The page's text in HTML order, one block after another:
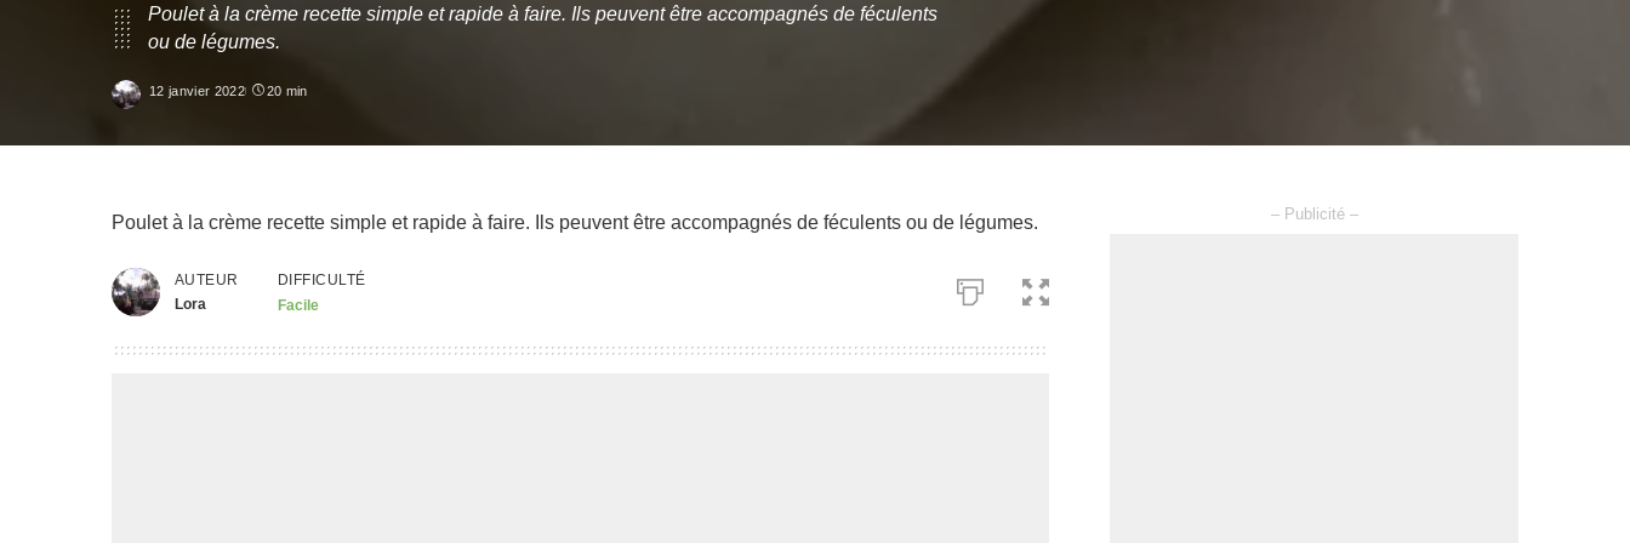
Poulet à la crème recette simple et rapide à faire. Ils peuvent être accompagnés de féculents
ou de légumes.
12 janvier 2022 20 min
Poulet à la crème recette simple et rapide à faire. Ils peuvent être accompagnés de féculents ou de légumes.
AUTEUR
Lora
DIFFICULTÉ
Facile
– Publicité –